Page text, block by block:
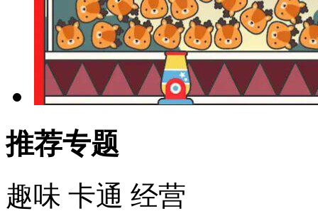
推荐专题
趣味 卡通 经营